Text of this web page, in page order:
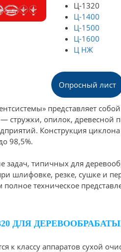
Ц-1320
Ц-1400
Ц-1500
Ц-1600
Ц НЖ
Опросный лист
представляет
стружки, опилок,
Конструкция
98,5%.
типичных для
шлифовке, резке, сушке и
полное техническое
ДЛЯ
к классу аппаратов сухой